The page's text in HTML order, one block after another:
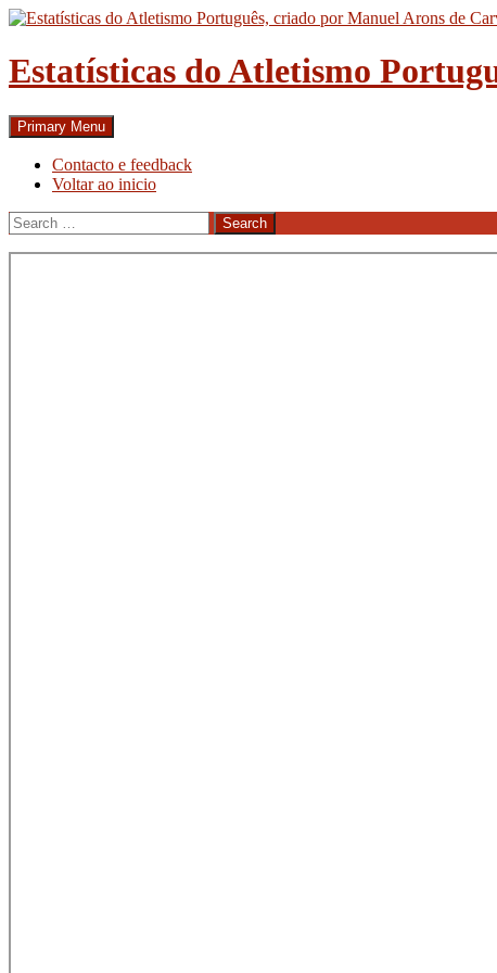
Skip
content
Estatísticas do Atletismo
Search
Primary Menu
Contacto e feedback
Voltar ao inicio
Search
for: